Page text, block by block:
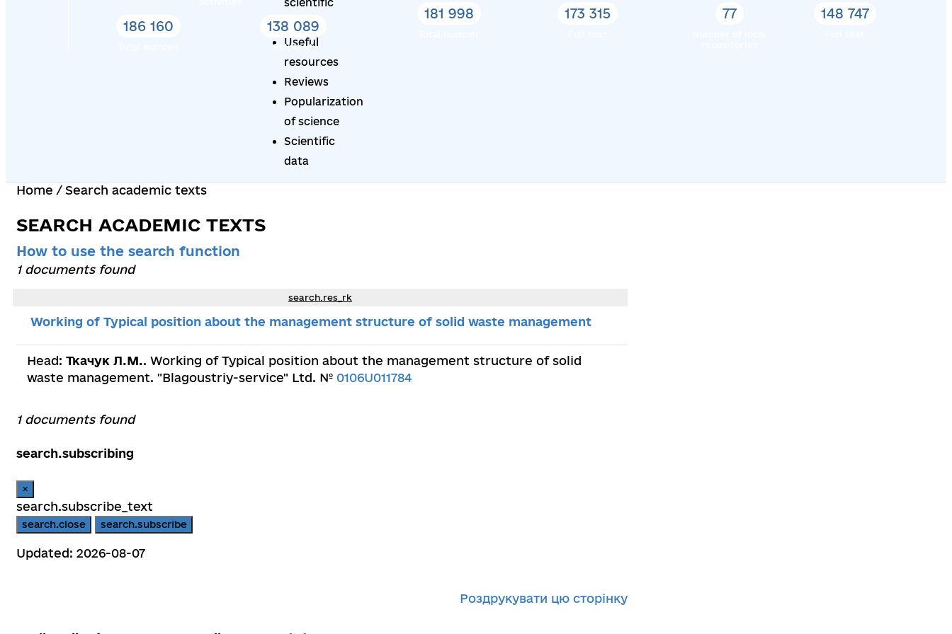
186 160 138 089
Full text
181 998 173 315 77 148 747
degree
Useful
resources
Reviews
Popularization
of science
Scientific
data
Home / Search academic texts
SEARCH ACADEMIC TEXTS
How to use the search function
1 documents found
search.res_rk
Working of Typical position about the management structure of solid waste management
Head: Ткачук Л.М.. Working of Typical position about the management structure of solid
waste management. "Blagoustriy-service" Ltd. № 0106U011784
1 documents found
search.subscribing
×
search.subscribe_text
search.close search.subscribe
Updated: 2026-08-07
Роздрукувати цю сторінку